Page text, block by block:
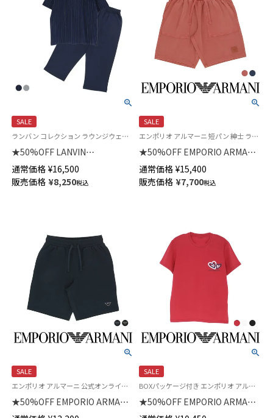
SALE
ランバン コレクション ラウンジウェア 日本製 部屋着 男性 紳士 プレゼント
★50%OFF LANVIN
COLLECTION パジャマ上下セ
ット【M Lサイズ】ガンビートジ
ャガード 天竺無地 綿100% 半袖
通常価格 ¥16,500
販売価格 ¥8,250税込
SALE
エンポリオ アルマーニ 短パン 紳士 ラウンジウェア
★50%OFF EMPORIO ARMANI
BERMUDA ハーフパンツ メンズ
EUサイズ 54007868
通常価格 ¥15,400
販売価格 ¥7,700税込
SALE
エンポリオ アルマーニ 公式オンラインショップ 紳士 ラウンジウェア
★50%OFF EMPORIO ARMANI
JACQUARD LOGO バミューダ
SALE
BOXパッケージ付き エンポリオ アルマーニ 男性 ラウンジウェア 父の日
★50%OFF EMPORIO ARMANI
HEARTS&LOVE CREW NECK T-